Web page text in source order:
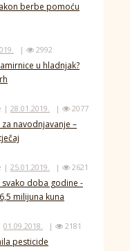
berbe pomoću
| 2992
u hladnjak?
| 28.01.2019. | 2077
navodnjavanje –
| 25.01.2019. | 2621
doba godine -
milijuna kuna
01.09.2018. | 2181
pesticide